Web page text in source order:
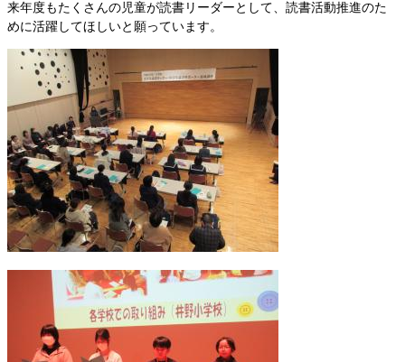
来年度もたくさんの児童が読書リーダーとして、読書活動推進のた
めに活躍してほしいと願っています。